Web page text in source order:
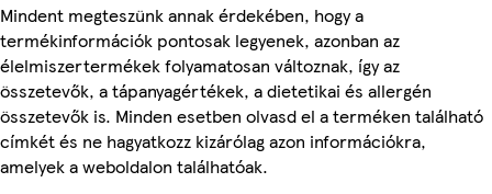
Mindent megteszünk annak érdekében, hogy a
termékinformációk pontosak legyenek, azonban az
élelmiszertermékek folyamatosan változnak, így az
összetevők, a tápanyagértékek, a dietetikai és allergén
összetevők is. Minden esetben olvasd el a terméken található
címkét és ne hagyatkozz kizárólag azon információkra,
amelyek a weboldalon találhatóak.